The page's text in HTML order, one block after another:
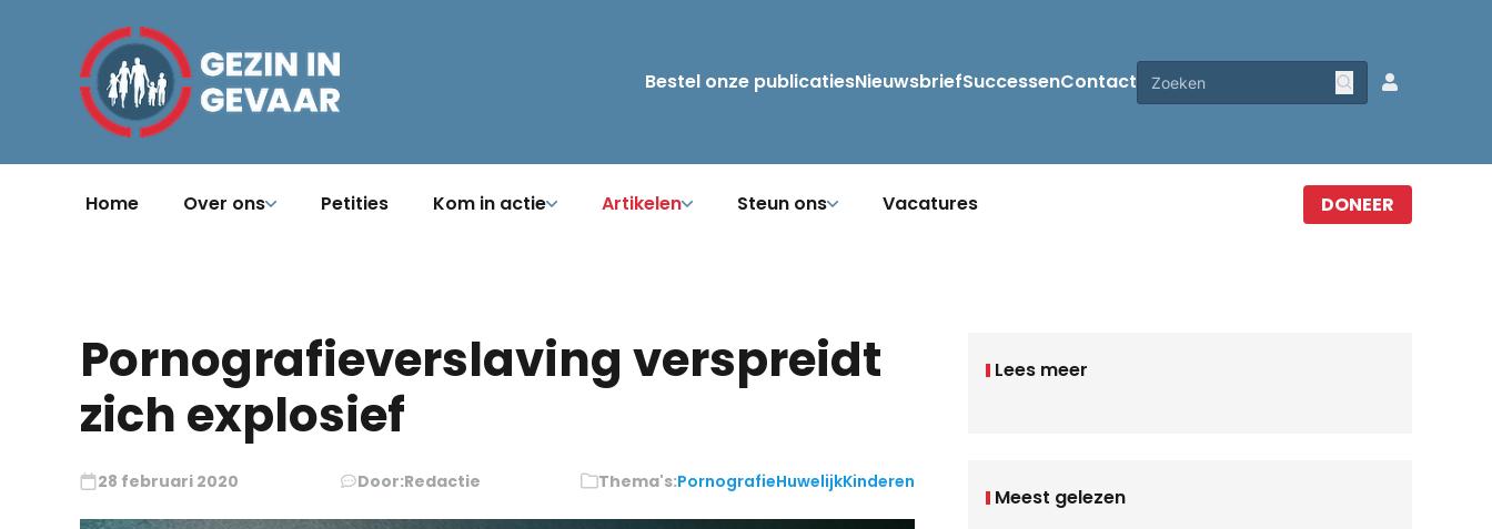
Bestel onze publicatiesNieuwsbriefSuccessenContact
Home Over ons Petities Kom in actie Artikelen Steun ons Vacatures DONEER
Pornografieverslaving verspreidt
zich explosief
28 februari 2020 Door:Redactie Thema's:PornografieHuwelijkKinderen
Lees meer
Meest gelezen